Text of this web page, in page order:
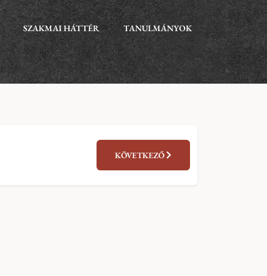
SZAKMAI HÁTTÉR TANULMÁNYOK
KÖVETKEZŐ